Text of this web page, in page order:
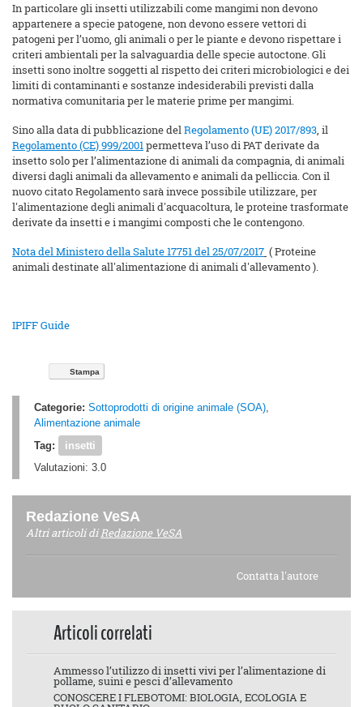
In particolare gli insetti utilizzabili come mangimi non devono
appartenere a specie patogene, non devono essere vettori di
patogeni per l’uomo, gli animali o per le piante e devono rispettare i
criteri ambientali per la salvaguardia delle specie autoctone. Gli
insetti sono inoltre soggetti al rispetto dei criteri microbiologici e dei
limiti di contaminanti e sostanze indesiderabili previsti dalla
normativa comunitaria per le materie prime per mangimi.
Sino alla data di pubblicazione delRegolamento (UE) 2017/893, il
Regolamento (CE) 999/2001permetteva l’uso di PAT derivate da
insetto solo per l’alimentazione di animali da compagnia, di animali
diversi dagli animali da allevamento e animali da pelliccia. Con il
nuovo citato Regolamento sarà invece possibile utilizzare, per
l'alimentazione degli animali d'acquacoltura, le proteine trasformate
derivate da insetti e i mangimi composti che le contengono.
Nota del Ministero della Salute 17751 del 25/07/2017 ( Proteine
animali destinate all'alimentazione di animali d'allevamento ).
IPIFF Guide
Stampa
Categorie: Sottoprodotti di origine animale (SOA),
Alimentazione animale
Tag:
insetti
Valutazioni: 3.0
Redazione VeSA
Altri articoli diRedazione VeSA
Contatta l'autore
Articoli correlati
Ammesso l’utilizzo di insetti vivi per l’alimentazione di
pollame, suini e pesci d’allevamento
CONOSCERE I FLEBOTOMI: BIOLOGIA, ECOLOGIA E